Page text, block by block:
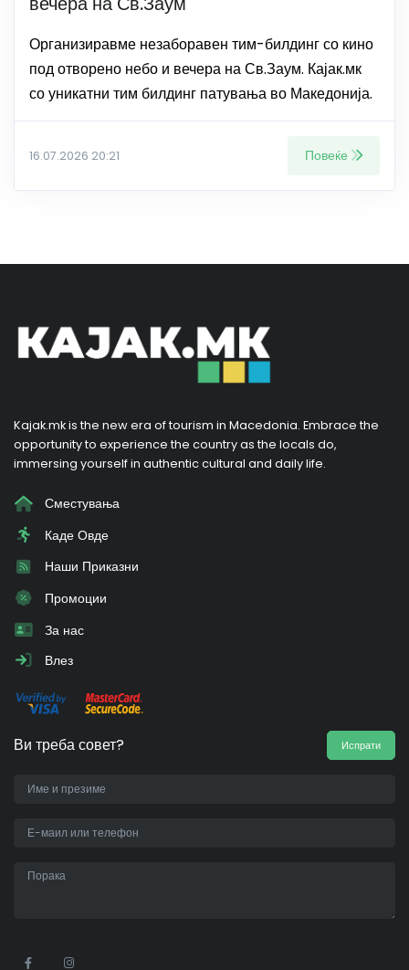
Организиравме незаборавен тим-билдинг со кино
под отворено небо и вечера на Св.Заум. Кајак.мк
со уникатни тим билдинг патувања во Македонија.
16.07.2026 20:21 Повеќе
Kajak.mk is the new era of tourism in Macedonia. Embrace the
opportunity to experience the country as the locals do,
immersing yourself in authentic cultural and daily life.
Сместувања
Каде Овде
Наши Приказни
Промоции
За нас
Влез
Ви треба совет? Испрати